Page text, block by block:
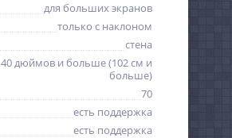
для больших экранов
только с наклоном
стена
40 дюймов и больше (102 см и
больше)
70
есть поддержка
есть поддержка